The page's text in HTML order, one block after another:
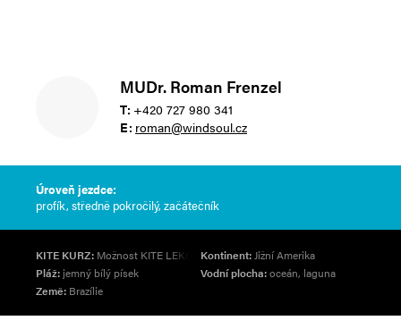
MUDr. Roman Frenzel
T: +420 727 980 341
E: roman@windsoul.cz
Úroveň jezdce:
profík, středně pokročilý, začátečník
KITE KURZ: Možnost KITE LEKCE Kontinent:Jižní Amerika
Pláž: jemný bílý písek Vodní plocha:oceán, laguna
Země: Brazílie